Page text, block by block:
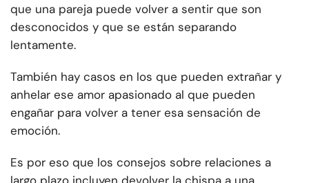
que una pareja puede volver a sentir que son
desconocidos y que se están separando
lentamente.
También hay casos en los que pueden extrañar y
anhelar ese amor apasionado al que pueden
engañar para volver a tener esa sensación de
emoción.
Es por eso que los consejos sobre relaciones a